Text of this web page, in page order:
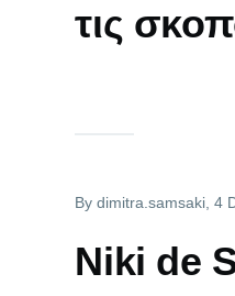
τις
Bydimitra.samsaki , 4
Niki de